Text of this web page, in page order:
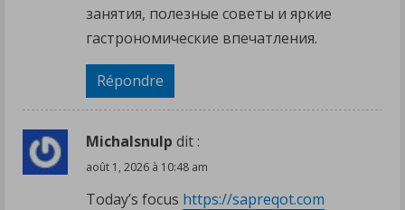
занятия, полезные советы и яркие
гастрономические впечатления.
Répondre
Michalsnulp dit :
août 1, 2026 à 10:48 am
Today’s focus https://sapreqot.com